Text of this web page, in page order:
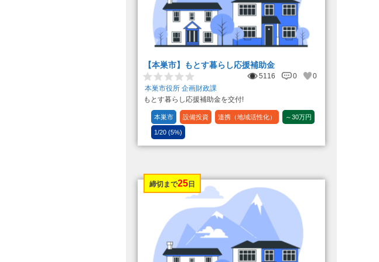
【本巣市】もとす暮らし応援補助金
5116 0
0
本巣市役所 企画財政課
もとす暮らし応援補助金を交付!
本巣市 設備投資 連携（地域活性化） ～30万円
1/20 (5%)
締切まで25 日